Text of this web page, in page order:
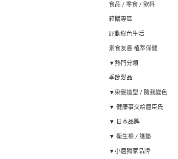
食品 / 零食 / 飲料
箱購專區
屈動綠色生活
素食友善 植萃保健
▼熱門分類
季節髮品
▼染髮造型 / 隨我變色
▼ 健康事交給屈臣氏
▼ 日本品牌
▼ 衛生棉 / 護墊
▼小屈獨家品牌